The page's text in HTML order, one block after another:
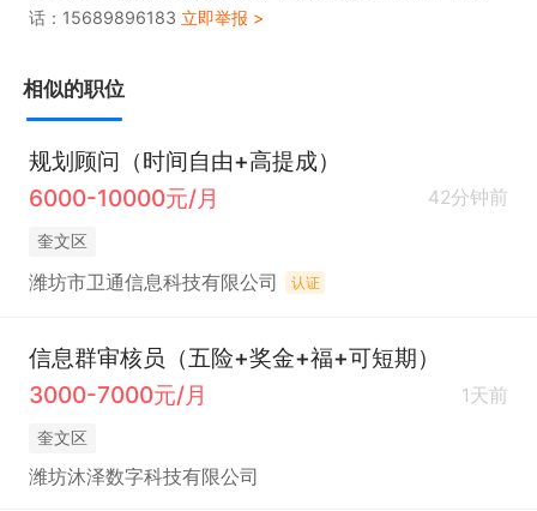
话：15689896183 立即举报 >
相似的职位
规划顾问（时间自由+高提成）
6000-10000元/月
42分钟前
奎文区
潍坊市卫通信息科技有限公司 认证
信息群审核员（五险+奖金+福+可短期）
3000-7000元/月
1天前
奎文区
潍坊沐泽数字科技有限公司